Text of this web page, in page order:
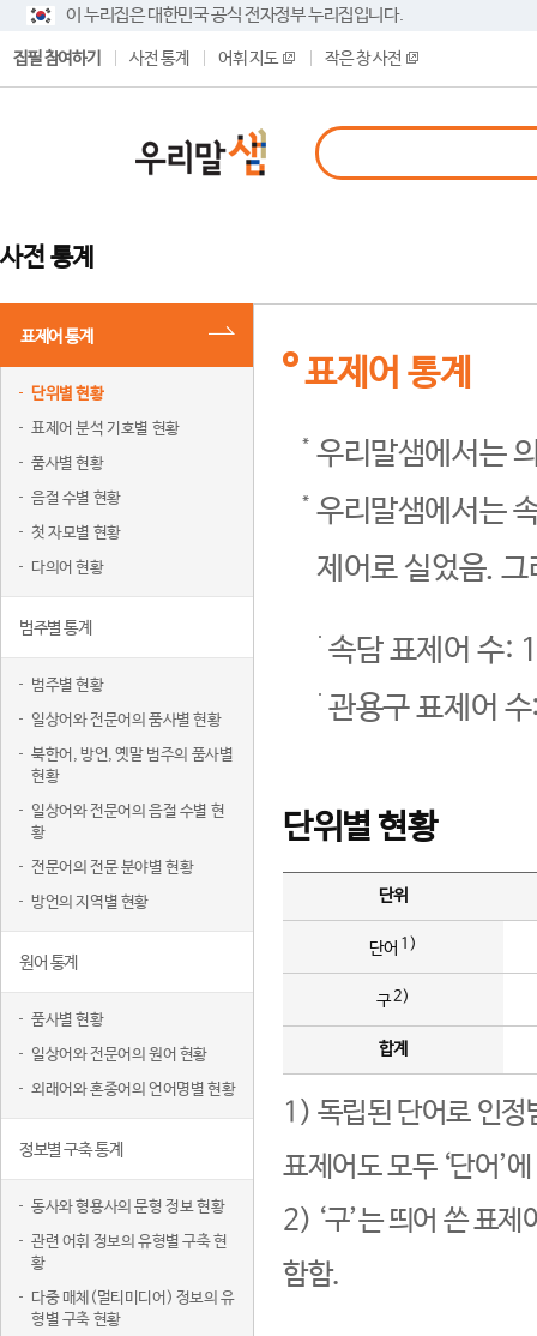
이 누리집은 대한민국 공식 전자정부 누리집입니다.
집필 참여하기 사전 통계 어휘 지도 작은 창 사전
사전 통계
표제어 통계
단위별 현황
표제어 분석 기호별 현황
품사별 현황
음절 수별 현황
첫 자모별 현황
다의어 현황
범주별 통계
범주별 현황
일상어와 전문어의 품사별 현황
북한어, 방언, 옛말 범주의 품사별
현황
일상어와 전문어의 음절 수별 현
황
전문어의 전문 분야별 현황
방언의 지역별 현황
원어 통계
품사별 현황
일상어와 전문어의 원어 현황
외래어와 혼종어의 언어명별 현황
정보별 구축 통계
동사와 형용사의 문형 정보 현황
관련 어휘 정보의 유형별 구축 현
황
다중 매체(멀티미디어) 정보의 유
형별 구축 현황
표제어 통계
우리말샘에서는
우리말샘에서는
제어로 실었음.
속담 표제어 수:
관용구 표제어
단위별 현황
단위
단어 1)
구2)
합계
1) 독립된 단어로 인정
표제어도 모두 ‘단어’
2) ‘구’는 띄어 쓴 표
함함.